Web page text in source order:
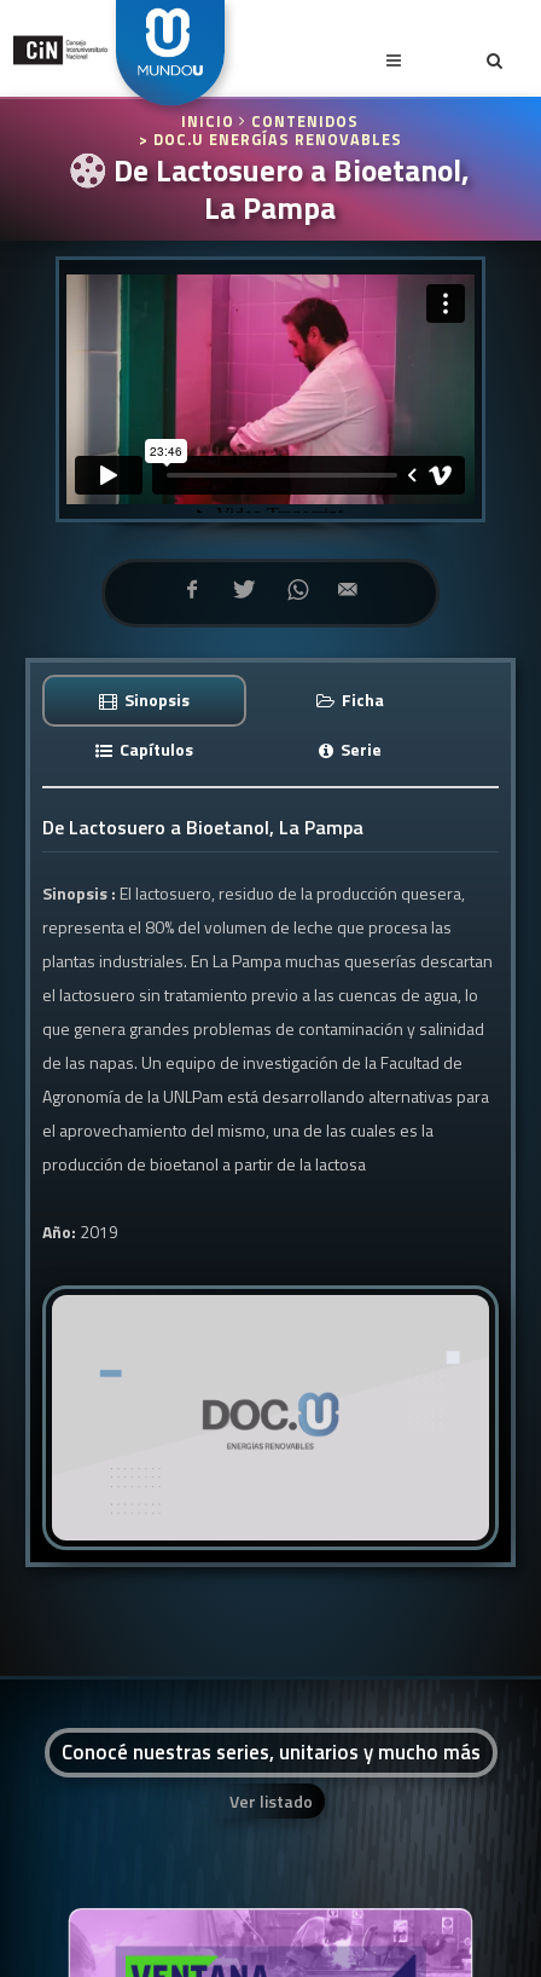
INICIO CONTENIDOS
> DOC.U ENERGÍAS RENOVABLES
De Lactosuero a Bioetanol,
La Pampa
Sinopsis
Ficha
Capítulos
Serie
De Lactosuero a Bioetanol, La Pampa
Sinopsis : El lactosuero, residuo de la producción quesera,
representa el 80% del volumen de leche que procesa las
plantas industriales. En La Pampa muchas queserías descartan
el lactosuero sin tratamiento previo a las cuencas de agua, lo
que genera grandes problemas de contaminación y salinidad
de las napas. Un equipo de investigación de la Facultad de
Agronomía de la UNLPam está desarrollando alternativas para
el aprovechamiento del mismo, una de las cuales es la
producción de bioetanol a partir de la lactosa
Año: 2019
Conocé nuestras series, unitarios y mucho más
Ver listado